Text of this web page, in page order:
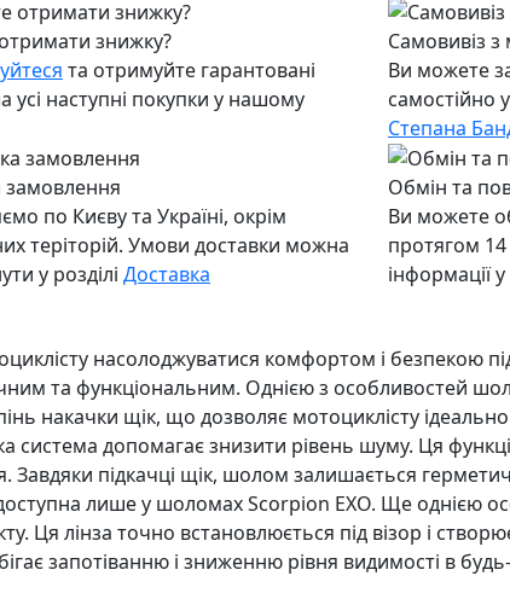
знижку?
та отримуйте гарантовані
усі наступні покупки у нашому
Самовивіз з
Ви можете
самостійно
Степана
замовлення
по Києву та Україні, окрім
теріторій. Умови доставки можна
у розділі Доставка
Обмін та
Ви можете
протягом 14
інформації у
насолоджуватися комфортом і безпекою
та функціональним. Однією з особливостей
накачки щік, що дозволяє мотоциклісту
система допомагає знизити рівень шуму. Ця
Завдяки підкачці щік, шолом залишається
лише у шоломах Scorpion EXO. Ще однією
Ця лінза точно встановлюється під візор і
запотіванню і зниженню рівня видимості в